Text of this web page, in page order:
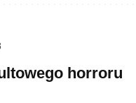
horroru